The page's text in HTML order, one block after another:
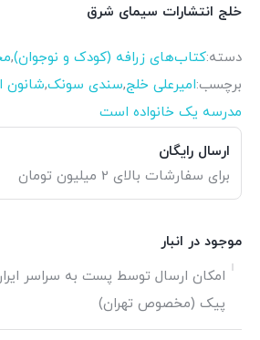
خلج انتشارات سیمای شرق
دسته:کتاب‌های زرافه (کودک و نوجوان),
برچسب:امیرعلی خلج,سندی سونک,شانون
مدرسه یک خانواده است
ارسال رایگان
برای سفارشات بالای 2 میلیون تومان
موجود در انبار
امکان ارسال توسط پست به سراسر
پیک (مخصوص تهران)